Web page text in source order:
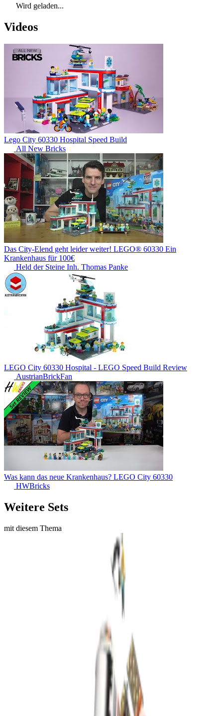
Wird geladen...
Videos
Lego City 60330 Hospital Speed Build
All New Bricks
Das City-Elend geht leider weiter! LEGO® 60330 Ein
Krankenhaus für 100€
Held der Steine Inh. Thomas Panke
LEGO City 60330 Hospital - LEGO Speed Build Review
AustrianBrickFan
Was kann das neue Krankenhaus? LEGO City 60330
HWBricks
Weitere Sets
mit diesem Thema